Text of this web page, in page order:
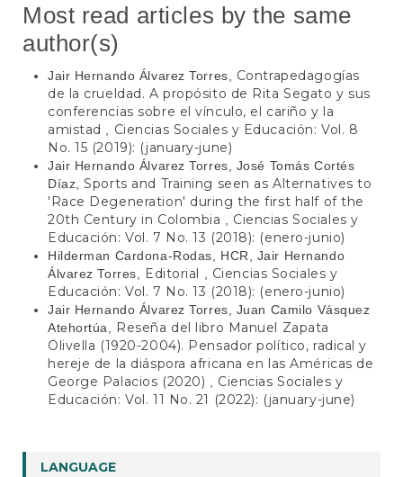
Most read articles by the same
author(s)
Jair Hernando Álvarez Torres, Contrapedagogías
de la crueldad. A propósito de Rita Segato y sus
conferencias sobre el vínculo, el cariño y la
amistad , Ciencias Sociales y Educación: Vol. 8
No. 15 (2019): (january-june)
Jair Hernando Álvarez Torres, José Tomás Cortés
Díaz,Sports and Training seen as Alternatives to
'Race Degeneration' during the first half of the
20th Century in Colombia , Ciencias Sociales y
Educación: Vol. 7 No. 13 (2018): (enero-junio)
Hilderman Cardona-Rodas, HCR, Jair Hernando
Álvarez Torres, Editorial , Ciencias Sociales y
Educación: Vol. 7 No. 13 (2018): (enero-junio)
Jair Hernando Álvarez Torres, Juan Camilo Vásquez
Atehortúa, Reseña del libro Manuel Zapata
Olivella (1920-2004). Pensador político, radical y
hereje de la diáspora africana en las Américas de
George Palacios (2020) , Ciencias Sociales y
Educación: Vol. 11 No. 21 (2022): (january-june)
LANGUAGE